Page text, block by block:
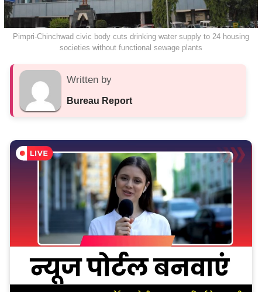
Pimpri-Chinchwad civic body cuts drinking water supply to 24 housing
societies without functional sewage plants
Written by
Bureau Report